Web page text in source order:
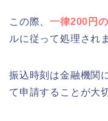
この際、一律200円
ルに従って処理され
振込時刻は金融機関
て申請することが大